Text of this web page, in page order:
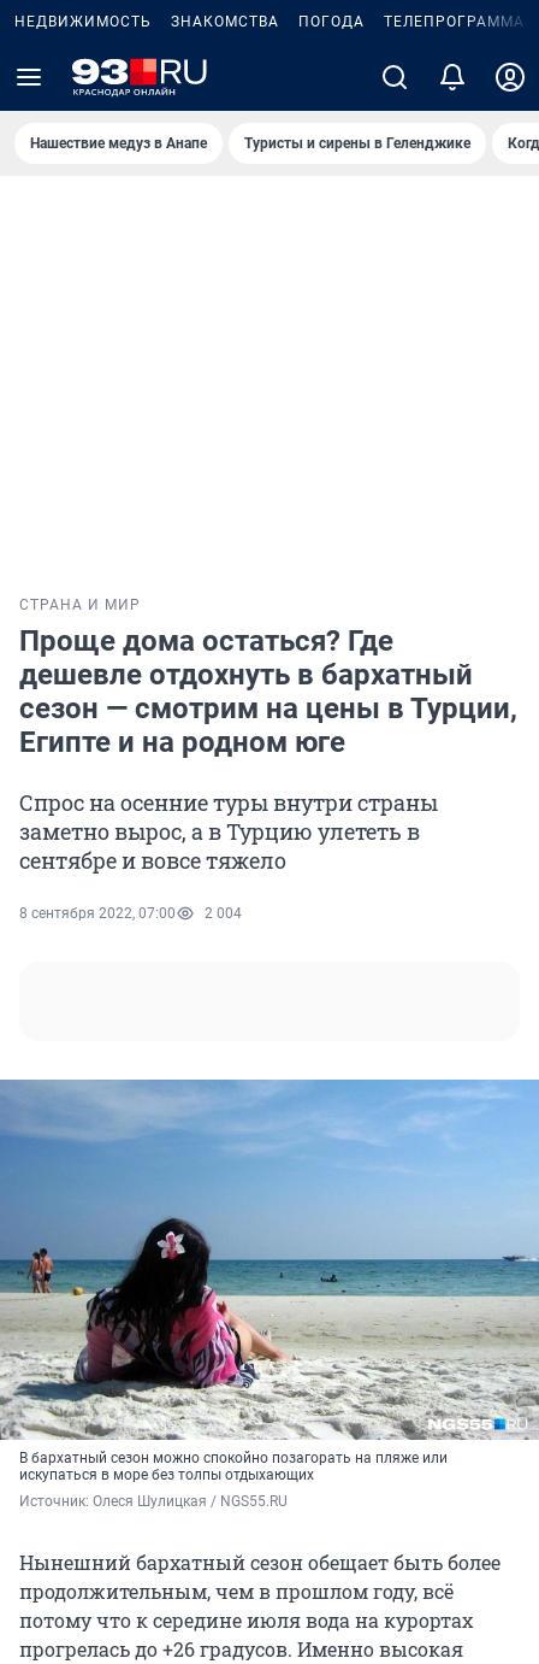
НЕДВИЖИМОСТЬ ЗНАКОМСТВА ПОГОДА ТЕЛЕПРОГРАММА
Нашествие медуз в Анапе Туристы и сирены в Геленджике
СТРАНА И МИР
Проще дома остаться? Где
дешевле отдохнуть в бархатный
сезон — смотрим на цены в Турции,
Египте и на родном юге
Спрос на осенние туры внутри страны
заметно вырос, а в Турцию улететь в
сентябре и вовсе тяжело
8 сентября 2022, 07:00 2 004
В бархатный сезон можно спокойно позагорать на пляже или
искупаться в море без толпы отдыхающих
Источник: Олеся Шулицкая / NGS55.RU
Нынешний бархатный сезон обещает быть более
продолжительным, чем в прошлом году, всё
потому что к середине июля вода на курортах
прогрелась до +26 градусов. Именно высокая